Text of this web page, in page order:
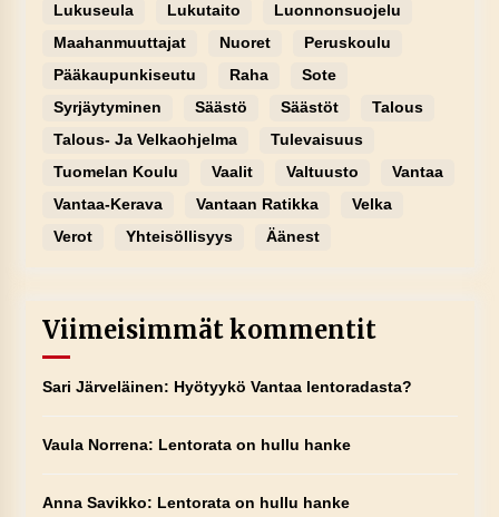
Lukuseula
Lukutaito
Luonnonsuojelu
Maahanmuuttajat
Nuoret
Peruskoulu
Pääkaupunkiseutu
Raha
Sote
Syrjäytyminen
Säästö Säästöt
Talous
Talous- Ja Velkaohjelma
Tulevaisuus
Tuomelan Koulu
Vaalit Valtuusto
Vantaa
Vantaa-Kerava
Vantaan Ratikka
Velka
Verot
Yhteisöllisyys Äänest
Viimeisimmät kommentit
Sari Järveläinen: Hyötyykö Vantaa lentoradasta?
Vaula Norrena: Lentorata on hullu hanke
Anna Savikko: Lentorata on hullu hanke